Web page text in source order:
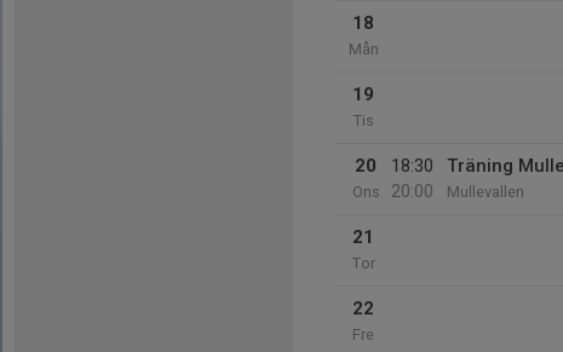
18
Mån
19
Tis
20
Ons
18:30
20:00
Träning
Mullevallen
21
Tor
22
Fre